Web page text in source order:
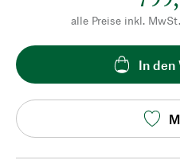
alle Preise inkl.
In den